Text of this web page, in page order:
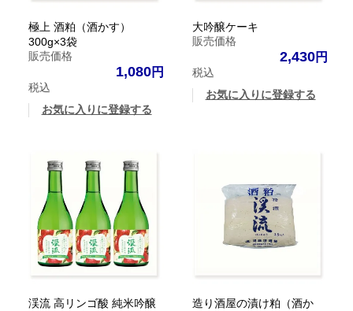
極上 酒粕（酒かす）
300g×3袋
販売価格
1,080
税込
お気に入りに登録する
大吟醸ケーキ
販売価格
2,430
税込
お気に入りに登録する
渓流 高リンゴ酸 純米吟醸
造り酒屋の漬け粕（酒か